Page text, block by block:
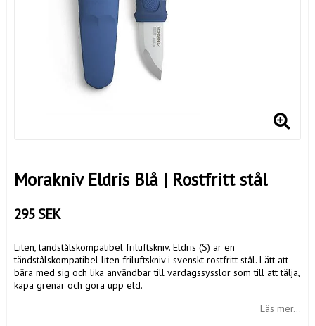
Morakniv Eldris Blå | Rostfritt stål
295 SEK
Liten, tändstålskompatibel friluftskniv. Eldris (S) är en
tändstålskompatibel liten friluftskniv i svenskt rostfritt stål. Lätt att
bära med sig och lika användbar till vardagssysslor som till att tälja,
kapa grenar och göra upp eld.
Läs mer...